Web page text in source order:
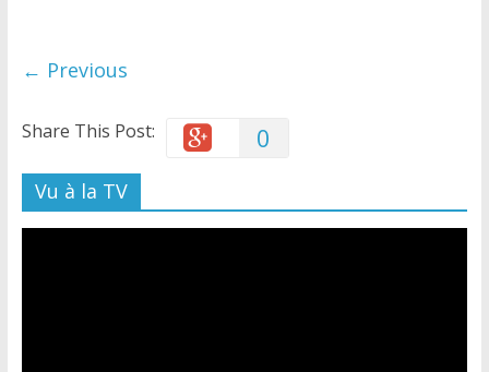
← Previous
Share This Post: 0
Vu à la TV